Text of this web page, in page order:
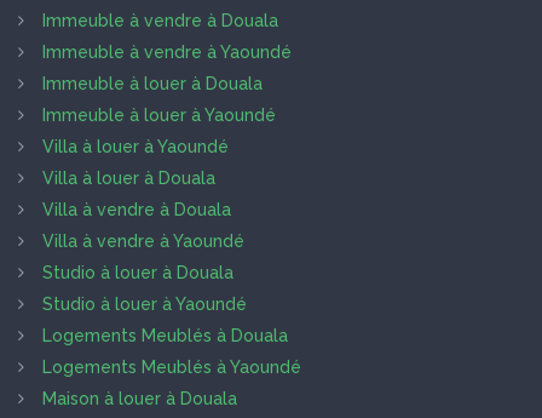
Immeuble à vendre à Douala
Immeuble à vendre à Yaoundé
Immeuble à louer à Douala
Immeuble à louer à Yaoundé
Villa à louer à Yaoundé
Villa à louer à Douala
Villa à vendre à Douala
Villa à vendre à Yaoundé
Studio à louer à Douala
Studio à louer à Yaoundé
Logements Meublés à Douala
Logements Meublés à Yaoundé
Maison à louer à Douala